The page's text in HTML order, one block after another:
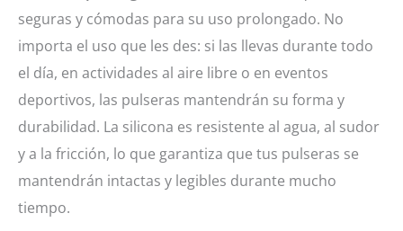
seguras y cómodas para su uso prolongado. No
importa el uso que les des: si las llevas durante todo
el día, en actividades al aire libre o en eventos
deportivos, las pulseras mantendrán su forma y
durabilidad. La silicona es resistente al agua, al sudor
y a la fricción, lo que garantiza que tus pulseras se
mantendrán intactas y legibles durante mucho
tiempo.